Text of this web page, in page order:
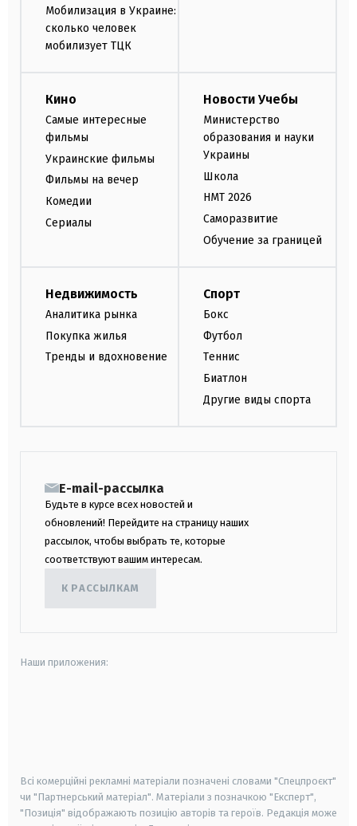
Мобилизация в Украине:
сколько человек
мобилизует ТЦК
Кино
Самые интересные
фильмы
Украинские фильмы
Фильмы на вечер
Комедии
Сериалы
Новости Учебы
Министерство
образования и науки
Украины
Школа
НМТ 2026
Саморазвитие
Обучение за границей
Недвижимость
Аналитика рынка
Покупка жилья
Тренды и вдохновение
Спорт
Бокс
Футбол
Теннис
Биатлон
Другие виды спорта
E-mail-рассылка
Будьте в курсе всех новостей и
обновлений! Перейдите на страницу наших
рассылок, чтобы выбрать те, которые
соответствуют вашим интересам.
К РАССЫЛКАМ
Наши приложения:
Всі комерційні рекламні матеріали позначені словами "Спецпроєкт"
чи "Партнерський матеріал". Матеріали з позначкою "Експерт",
"Позиція" відображають позицію авторів та героїв. Редакція може